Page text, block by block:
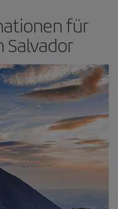
für
Salvador